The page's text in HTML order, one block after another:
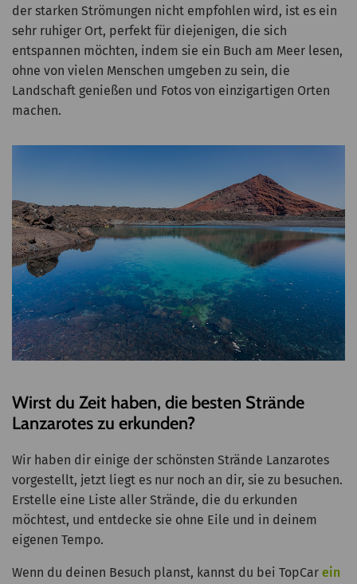
der starken Strömungen nicht empfohlen wird, ist es ein
sehr ruhiger Ort, perfekt für diejenigen, die sich
entspannen möchten, indem sie ein Buch am Meer lesen,
ohne von vielen Menschen umgeben zu sein, die
Landschaft genießen und Fotos von einzigartigen Orten
machen.
Wirst du Zeit haben, die besten Strände
Lanzarotes zu erkunden?
Wir haben dir einige der schönsten Strände Lanzarotes
vorgestellt, jetzt liegt es nur noch an dir, sie zu besuchen.
Erstelle eine Liste aller Strände, die du erkunden
möchtest, und entdecke sie ohne Eile und in deinem
eigenen Tempo.
Wenn du deinen Besuch planst, kannst du bei TopCar ein